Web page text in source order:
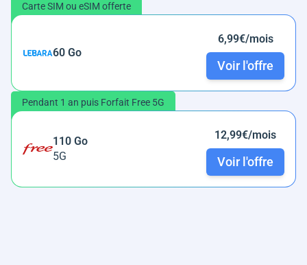
Carte SIM ou eSIM offerte
60 Go
6,99€/mois
Voir l'offre
Pendant 1 an puis Forfait Free 5G
110 Go
5G
12,99€/mois
Voir l'offre